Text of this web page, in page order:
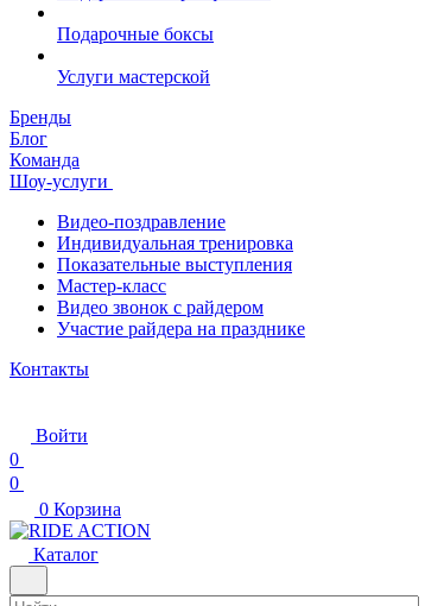
Подарочные боксы
Услуги мастерской
Бренды
Блог
Команда
Шоу-услуги
Видео-поздравление
Индивидуальная тренировка
Показательные выступления
Мастер-класс
Видео звонок с райдером
Участие райдера на празднике
Контакты
Войти
0
0
0 Корзина
Каталог